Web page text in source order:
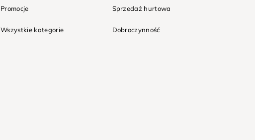
Promocje
Wszystkie kategorie
Sprzedaż hurtowa
Dobroczynność